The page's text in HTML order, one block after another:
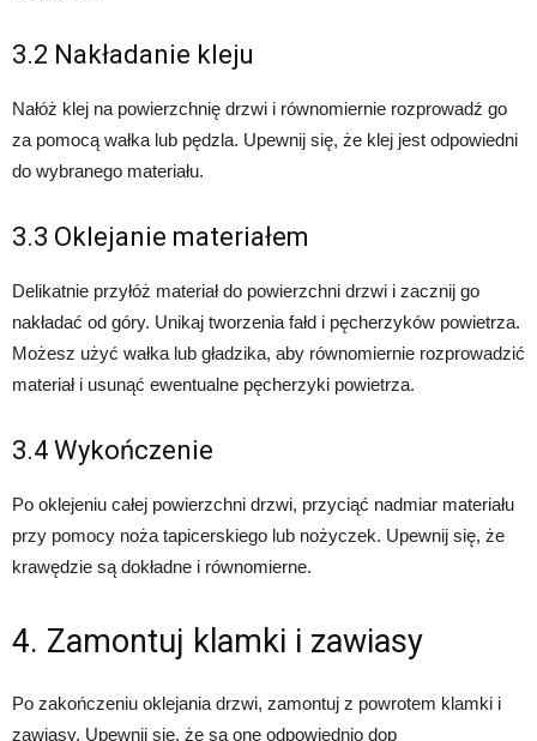
3.2 Nakładanie kleju
Nałóż klej na powierzchnię drzwi i równomiernie rozprowadź go
za pomocą wałka lub pędzla. Upewnij się, że klej jest odpowiedni
do wybranego materiału.
3.3 Oklejanie materiałem
Delikatnie przyłóż materiał do powierzchni drzwi i zacznij go
nakładać od góry. Unikaj tworzenia fałd i pęcherzyków powietrza.
Możesz użyć wałka lub gładzika, aby równomiernie rozprowadzić
materiał i usunąć ewentualne pęcherzyki powietrza.
3.4 Wykończenie
Po oklejeniu całej powierzchni drzwi, przyciąć nadmiar materiału
przy pomocy noża tapicerskiego lub nożyczek. Upewnij się, że
krawędzie są dokładne i równomierne.
4. Zamontuj klamki i zawiasy
Po zakończeniu oklejania drzwi, zamontuj z powrotem klamki i
zawiasy. Upewnij się, że są one odpowiednio dop